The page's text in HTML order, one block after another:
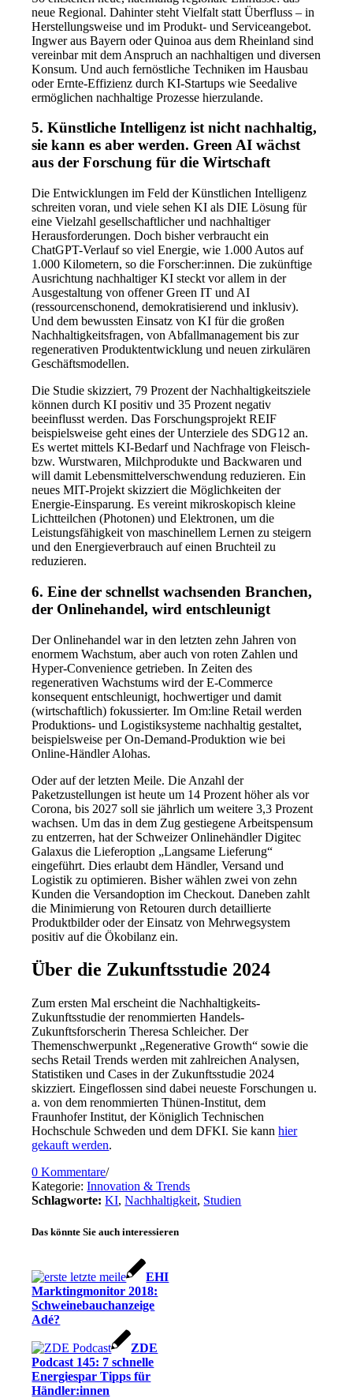
neue Regional. Dahinter steht Vielfalt statt Überfluss – in
Herstellungsweise und im Produkt- und Serviceangebot.
Ingwer aus Bayern oder Quinoa aus dem Rheinland sind
vereinbar mit dem Anspruch an nachhaltigen und diversen
Konsum. Und auch fernöstliche Techniken im Hausbau
oder Ernte-Effizienz durch KI-Startups wie Seedalive
ermöglichen nachhaltige Prozesse hierzulande.
5. Künstliche Intelligenz ist nicht nachhaltig,
sie kann es aber werden. Green AI wächst
aus der Forschung für die Wirtschaft
Die Entwicklungen im Feld der Künstlichen Intelligenz
schreiten voran, und viele sehen KI als DIE Lösung für
eine Vielzahl gesellschaftlicher und nachhaltiger
Herausforderungen. Doch bisher verbraucht ein
ChatGPT-Verlauf so viel Energie, wie 1.000 Autos auf
1.000 Kilometern, so die Forscher:innen. Die zukünftige
Ausrichtung nachhaltiger KI steckt vor allem in der
Ausgestaltung von offener Green IT und AI
(ressourcenschonend, demokratisierend und inklusiv).
Und dem bewussten Einsatz von KI für die großen
Nachhaltigkeitsfragen, von Abfallmanagement bis zur
regenerativen Produktentwicklung und neuen zirkulären
Geschäftsmodellen.
Die Studie skizziert, 79 Prozent der Nachhaltigkeitsziele
können durch KI positiv und 35 Prozent negativ
beeinflusst werden. Das Forschungsprojekt REIF
beispielsweise geht eines der Unterziele des SDG12 an.
Es wertet mittels KI-Bedarf und Nachfrage von Fleisch-
bzw. Wurstwaren, Milchprodukte und Backwaren und
will damit Lebensmittelverschwendung reduzieren. Ein
neues MIT-Projekt skizziert die Möglichkeiten der
Energie-Einsparung. Es vereint mikroskopisch kleine
Lichtteilchen (Photonen) und Elektronen, um die
Leistungsfähigkeit von maschinellem Lernen zu steigern
und den Energieverbrauch auf einen Bruchteil zu
reduzieren.
6. Eine der schnellst wachsenden Branchen,
der Onlinehandel, wird entschleunigt
Der Onlinehandel war in den letzten zehn Jahren von
enormem Wachstum, aber auch von roten Zahlen und
Hyper-Convenience getrieben. In Zeiten des
regenerativen Wachstums wird der E-Commerce
konsequent entschleunigt, hochwertiger und damit
(wirtschaftlich) fokussierter. Im Om:line Retail werden
Produktions- und Logistiksysteme nachhaltig gestaltet,
beispielsweise per On-Demand-Produktion wie bei
Online-Händler Alohas.
Oder auf der letzten Meile. Die Anzahl der
Paketzustellungen ist heute um 14 Prozent höher als vor
Corona, bis 2027 soll sie jährlich um weitere 3,3 Prozent
wachsen. Um das in dem Zug gestiegene Arbeitspensum
zu entzerren, hat der Schweizer Onlinehändler Digitec
Galaxus die Lieferoption „Langsame Lieferung“
eingeführt. Dies erlaubt dem Händler, Versand und
Logistik zu optimieren. Bisher wählen zwei von zehn
Kunden die Versandoption im Checkout. Daneben zahlt
die Minimierung von Retouren durch detaillierte
Produktbilder oder der Einsatz von Mehrwegsystem
positiv auf die Ökobilanz ein.
Über die Zukunftsstudie 2024
Zum ersten Mal erscheint die Nachhaltigkeits-
Zukunftsstudie der renommierten Handels-
Zukunftsforscherin Theresa Schleicher. Der
Themenschwerpunkt „Regenerative Growth“ sowie die
sechs Retail Trends werden mit zahlreichen Analysen,
Statistiken und Cases in der Zukunftsstudie 2024
skizziert. Eingeflossen sind dabei neueste Forschungen u.
a. von dem renommierten Thünen-Institut, dem
Fraunhofer Institut, der Königlich Technischen
Hochschule Schweden und dem DFKI. Sie kannhier
gekauft werden.
0 Kommentare/
Kategorie:Innovation & Trends
Schlagworte: KI,Nachhaltigkeit, Studien
Das könnte Sie auch interessieren
EHI
Marktingmonitor 2018:
Schweinebauchanzeige
Adé?
ZDE
Podcast 145: 7 schnelle
Energiespar Tipps für
Händler:innen